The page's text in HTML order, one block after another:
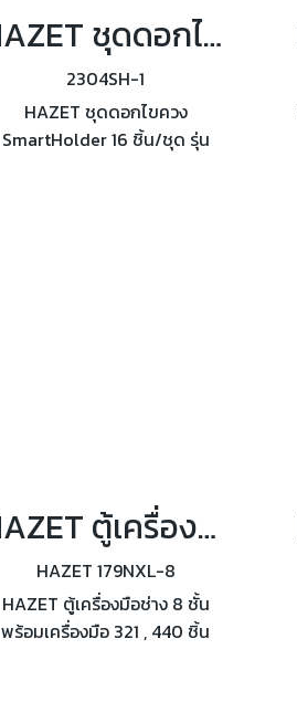
HAZET ชุดดอกไขควง SmartHolder 16 ชิ้น/ชุด รุ่น 2304SH-1
2304SH-1
HAZET ชุดดอกไขควง
SmartHolder 16 ชิ้น/ชุด รุ่น
HAZET ตู้เครื่องมือช่าง 8 ชั้น พร้อมเครื่องมือ 321 , 440 ชิ้น
HAZET 179NXL-8
HAZET ตู้เครื่องมือช่าง 8 ชั้น
พร้อมเครื่องมือ 321 , 440 ชิ้น